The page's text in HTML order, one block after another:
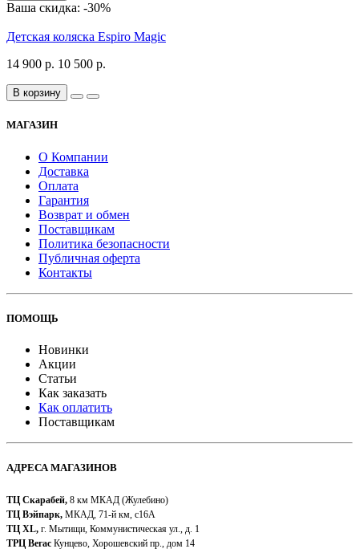
Ваша скидка: -30%
Детская коляска Espiro Magic
14 900 р. 10 500 р.
В корзину
МАГАЗИН
О Компании
Доставка
Оплата
Гарантия
Возврат и обмен
Поставщикам
Политика безопасности
Публичная оферта
Контакты
ПОМОЩЬ
Новинки
Акции
Статьи
Как заказать
Как оплатить
Поставщикам
АДРЕСА МАГАЗИНОВ
ТЦ Скарабей, 8 км МКАД (Жулебино)
ТЦ Вэйпарк, МКАД, 71-й км, с16А
ТЦ XL, г. Мытищи, Коммунистическая ул., д. 1
ТРЦ Вегас Кунцево, Хорошевский пр., дом 14